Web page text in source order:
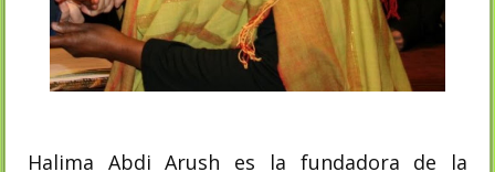
Halima Abdi Arush es la fundadora de la